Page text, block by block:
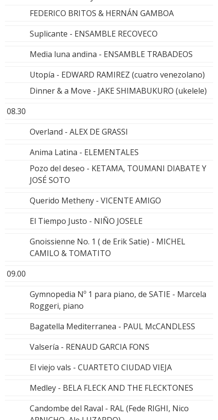
FEDERICO BRITOS & HERNÁN GAMBOA
Suplicante - ENSAMBLE RECOVECO
Media luna andina - ENSAMBLE TRABADEOS
Utopía - EDWARD RAMIREZ (cuatro venezolano)
Dinner & a Move - JAKE SHIMABUKURO (ukelele)
08.30
Overland - ALEX DE GRASSI
Anima Latina - ELEMENTALES
Pozo del deseo - KETAMA, TOUMANI DIABATE Y
JOSÉ SOTO
Querido Metheny - VICENTE AMIGO
El Tiempo Justo - NIÑO JOSELE
Gnoissienne No. 1 ( de Erik Satie) - MICHEL
CAMILO & TOMATITO
09.00
Gymnopedia Nº 1 para piano, de SATIE - Marcela
Roggeri, piano
Bagatella Mediterranea - PAUL McCANDLESS
Valsería - RENAUD GARCIA FONS
El viejo vals - CUARTETO CIUDAD VIEJA
Medley - BELA FLECK AND THE FLECKTONES
Candombe del Raval - RAL (Fede RIGHI, Nico